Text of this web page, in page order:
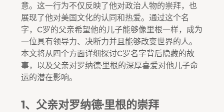
意。这一行为不仅反映了他对政治人物的崇拜，也
展现了他对美国文化的认同和热爱。通过这个名
字，C罗的父亲希望他的儿子能够像里根一样，成为
一位具有领导力、决断力并且能够改变世界的人。
本文将从四个方面详细探讨C罗名字背后隐藏的故
事，以及父亲对罗纳德·里根的深厚喜爱对他儿子命
运的潜在影响。
1、父亲对罗纳德·里根的崇拜